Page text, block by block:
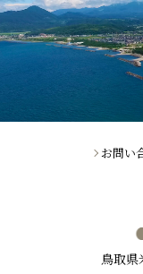
お問い
鳥取県